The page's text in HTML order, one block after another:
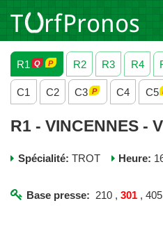
R1
R2 R3 R4
C1 C2 C3 C4 C5
Spécialité: TROT Heure:
Base presse: 210 ,301 ,